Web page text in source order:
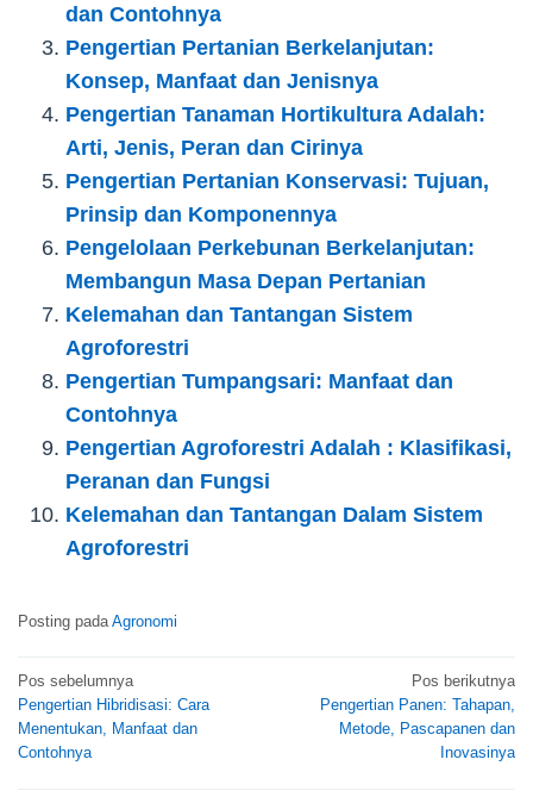
dan Contohnya
Pengertian Pertanian Berkelanjutan:
Konsep, Manfaat dan Jenisnya
Pengertian Tanaman Hortikultura Adalah:
Arti, Jenis, Peran dan Cirinya
Pengertian Pertanian Konservasi: Tujuan,
Prinsip dan Komponennya
Pengelolaan Perkebunan Berkelanjutan:
Membangun Masa Depan Pertanian
Kelemahan dan Tantangan Sistem
Agroforestri
Pengertian Tumpangsari: Manfaat dan
Contohnya
Pengertian Agroforestri Adalah : Klasifikasi,
Peranan dan Fungsi
Kelemahan dan Tantangan Dalam Sistem
Agroforestri
Posting pada Agronomi
Navigasi
pos
Pos sebelumnya
Pengertian Hibridisasi: Cara
Menentukan, Manfaat dan
Contohnya
Pos berikutnya
Pengertian Panen: Tahapan,
Metode, Pascapanen dan
Inovasinya